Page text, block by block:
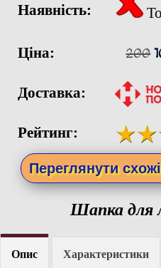
Наявність:
Ціна: 200
Доставка:
Рейтинг:
Переглянути
Шапка для
Опис Характеристики